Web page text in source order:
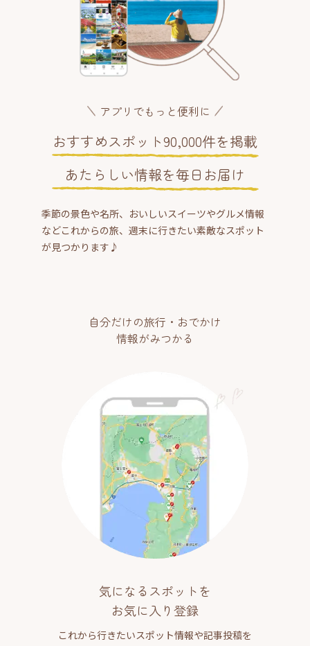
アプリでもっと便利に
おすすめスポット90,000件を掲載
あたらしい情報を毎日お届け
季節の景色や名所、おいしいスイーツやグルメ情報
などこれからの旅、週末に行きたい素敵なスポット
が見つかります♪
自分だけの旅行・おでかけ
情報がみつかる
気になるスポットを
お気に入り登録
これから行きたいスポット情報や記事投稿を